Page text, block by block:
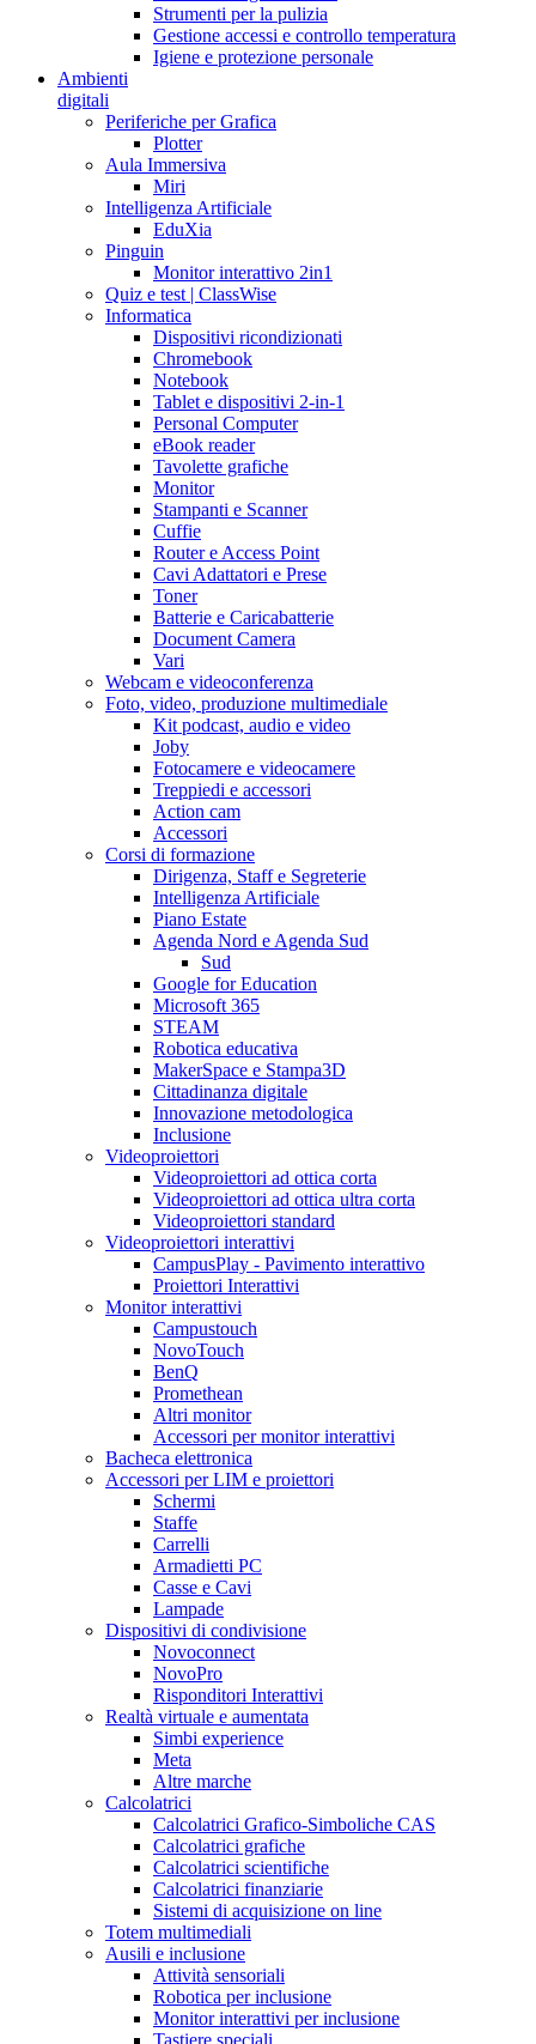
Strumenti per la pulizia
Gestione accessi e controllo temperatura
Igiene e protezione personale
Ambienti
digitali
Periferiche per Grafica
Plotter
Aula Immersiva
Miri
Intelligenza Artificiale
EduXia
Pinguin
Monitor interattivo 2in1
Quiz e test | ClassWise
Informatica
Dispositivi ricondizionati
Chromebook
Notebook
Tablet e dispositivi 2-in-1
Personal Computer
eBook reader
Tavolette grafiche
Monitor
Stampanti e Scanner
Cuffie
Router e Access Point
Cavi Adattatori e Prese
Toner
Batterie e Caricabatterie
Document Camera
Vari
Webcam e videoconferenza
Foto, video, produzione multimediale
Kit podcast, audio e video
Joby
Fotocamere e videocamere
Treppiedi e accessori
Action cam
Accessori
Corsi di formazione
Dirigenza, Staff e Segreterie
Intelligenza Artificiale
Piano Estate
Agenda Nord e Agenda Sud
Sud
Google for Education
Microsoft 365
STEAM
Robotica educativa
MakerSpace e Stampa3D
Cittadinanza digitale
Innovazione metodologica
Inclusione
Videoproiettori
Videoproiettori ad ottica corta
Videoproiettori ad ottica ultra corta
Videoproiettori standard
Videoproiettori interattivi
CampusPlay - Pavimento interattivo
Proiettori Interattivi
Monitor interattivi
Campustouch
NovoTouch
BenQ
Promethean
Altri monitor
Accessori per monitor interattivi
Bacheca elettronica
Accessori per LIM e proiettori
Schermi
Staffe
Carrelli
Armadietti PC
Casse e Cavi
Lampade
Dispositivi di condivisione
Novoconnect
NovoPro
Risponditori Interattivi
Realtà virtuale e aumentata
Simbi experience
Meta
Altre marche
Calcolatrici
Calcolatrici Grafico-Simboliche CAS
Calcolatrici grafiche
Calcolatrici scientifiche
Calcolatrici finanziarie
Sistemi di acquisizione on line
Totem multimediali
Ausili e inclusione
Attività sensoriali
Robotica per inclusione
Monitor interattivi per inclusione
Tastiere speciali